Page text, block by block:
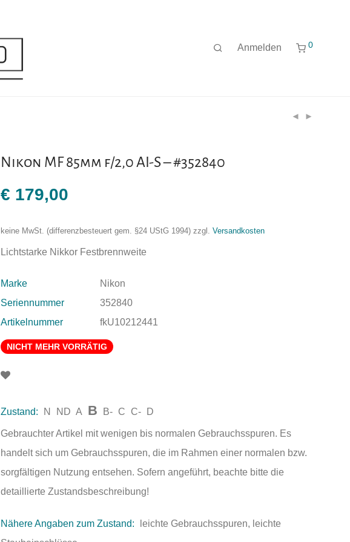
Anmelden 0
Nikon MF 85mm f/2,0 AI-S – #352840
€ 179,00
keine MwSt. (differenzbesteuert gem. §24 UStG 1994) zzgl. Versandkosten
Lichtstarke Nikkor Festbrennweite
Marke
Nikon
Seriennummer
352840
Artikelnummer
fkU10212441
NICHT MEHR VORRÄTIG
Zustand: N ND A B B- C C- D
Gebrauchter Artikel mit wenigen bis normalen Gebrauchsspuren. Es
handelt sich um Gebrauchsspuren, die im Rahmen einer normalen bzw.
sorgfältigen Nutzung entsehen. Sofern angeführt, beachte bitte die
detaillierte Zustandsbeschreibung!
Nähere Angaben zum Zustand:
leichte Gebrauchsspuren, leichte